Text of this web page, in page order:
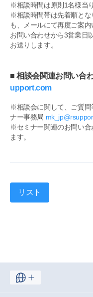
※相談時間は原則1名様当
※相談時間帯は先着順とな
も、メールにて再度ご案内
お問い合わせから3営業日
お送りします。
■ 相談会関連お問い合
upport.com
※相談会に関して、ご質問
ナー事務局
※セミナー関連のお問い合
ます。
リスト